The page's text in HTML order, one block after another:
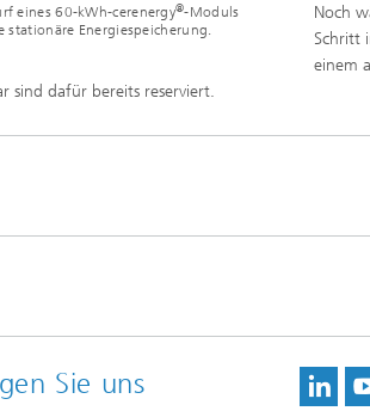
eines 60-kWh-cerenergy®-Moduls
stationäre Energiespeicherung.
Noch
Schritt
einem
sind dafür bereits reserviert.
Sie uns